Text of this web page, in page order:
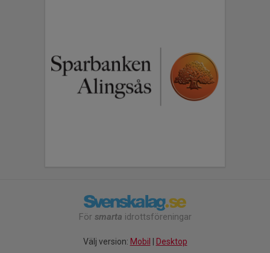
För smarta idrottsföreningar
Välj version: Mobil Desktop